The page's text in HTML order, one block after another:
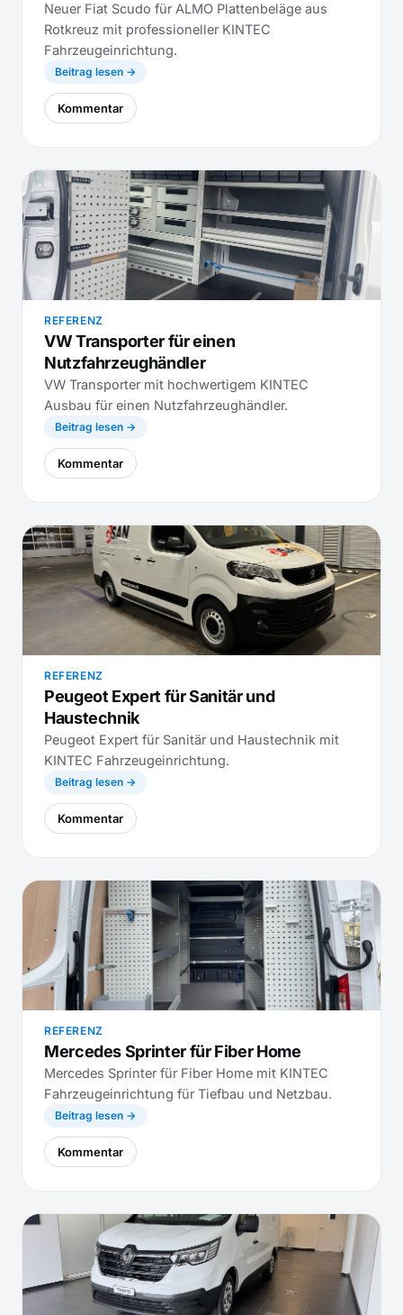
Neuer Fiat Scudo für ALMO Plattenbeläge aus
Rotkreuz mit professioneller KINTEC
Fahrzeugeinrichtung.
Beitrag lesen →
Kommentar
REFERENZ
VW Transporter für einen
Nutzfahrzeughändler
VW Transporter mit hochwertigem KINTEC
Ausbau für einen Nutzfahrzeughändler.
Beitrag lesen →
Kommentar
REFERENZ
Peugeot Expert für Sanitär und
Haustechnik
Peugeot Expert für Sanitär und Haustechnik mit
KINTEC Fahrzeugeinrichtung.
Beitrag lesen →
Kommentar
REFERENZ
Mercedes Sprinter für Fiber Home
Mercedes Sprinter für Fiber Home mit KINTEC
Fahrzeugeinrichtung für Tiefbau und Netzbau.
Beitrag lesen →
Kommentar